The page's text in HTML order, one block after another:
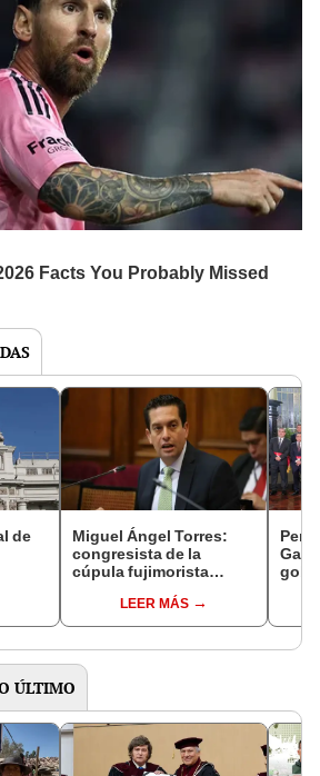
de
Miguel Ángel Torres:
congresista de la
cúpula fujimorista
del SenadoLEER MÁS
ÚLTIMO